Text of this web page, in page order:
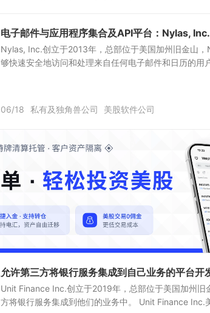
电子邮件与应用程序集合及API平台：Nylas, Inc.
Nylas, Inc.创立于2013年，总部位于美国加州旧金山
够快速安全地访问和处理来自任何电子邮件和日历的用
06/18 私有及独角兽公司 美股软件公司
允许第三方将银行服务集成到自己业务的平台
Unit Finance Inc.创立于2019年，总部位于美国加州旧
方将银行服务集成到他们的业务中。 Unit Finance Inc.